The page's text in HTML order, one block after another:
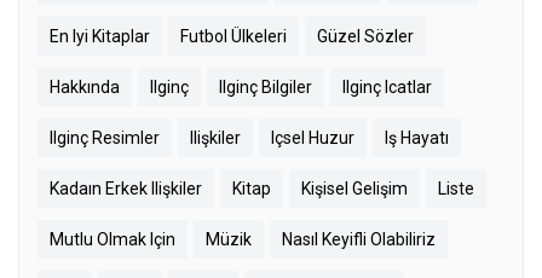
En Iyi Kitaplar Futbol Ülkeleri Güzel Sözler
Hakkında Ilginç Ilginç Bilgiler Ilginç Icatlar
Ilginç Resimler Ilişkiler Içsel Huzur Iş Hayatı
Kadaın Erkek Ilişkiler Kitap Kişisel Gelişim Liste
Mutlu Olmak Için Müzik Nasıl Keyifli Olabiliriz